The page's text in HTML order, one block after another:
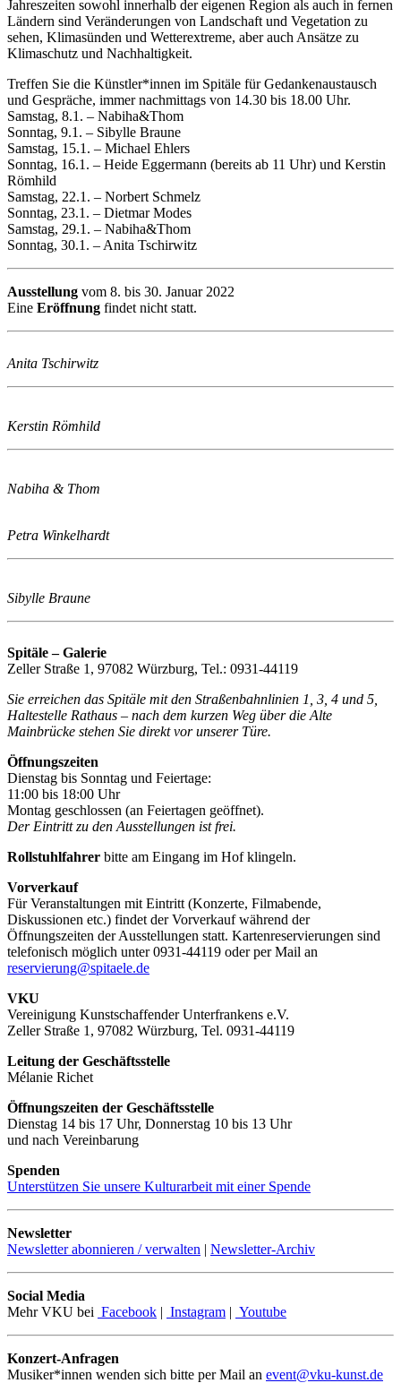
Jahreszeiten sowohl innerhalb der eigenen Region als auch in fernen
Ländern sind Veränderungen von Landschaft und Vegetation zu
sehen, Klimasünden und Wetterextreme, aber auch Ansätze zu
Klimaschutz und Nachhaltigkeit.
Treffen Sie die Künstler*innen im Spitäle für Gedankenaustausch
und Gespräche, immer nachmittags von 14.30 bis 18.00 Uhr.
Samstag, 8.1. – Nabiha&Thom
Sonntag, 9.1. – Sibylle Braune
Samstag, 15.1. – Michael Ehlers
Sonntag, 16.1. – Heide Eggermann (bereits ab 11 Uhr) und Kerstin
Römhild
Samstag, 22.1. – Norbert Schmelz
Sonntag, 23.1. – Dietmar Modes
Samstag, 29.1. – Nabiha&Thom
Sonntag, 30.1. – Anita Tschirwitz
Ausstellung vom 8. bis 30. Januar 2022
Eine Eröffnung findet nicht statt.
Anita Tschirwitz
Kerstin Römhild
Nabiha & Thom
Petra Winkelhardt
Sibylle Braune
Spitäle – Galerie
Zeller Straße 1, 97082 Würzburg, Tel.: 0931-44119
Sie erreichen das Spitäle mit den Straßenbahnlinien 1, 3, 4 und 5,
Haltestelle Rathaus – nach dem kurzen Weg über die Alte
Mainbrücke stehen Sie direkt vor unserer Türe.
Öffnungszeiten
Dienstag bis Sonntag und Feiertage:
11:00 bis 18:00 Uhr
Montag geschlossen (an Feiertagen geöffnet).
Der Eintritt zu den Ausstellungen ist frei.
Rollstuhlfahrer bitte am Eingang im Hof klingeln.
Vorverkauf
Für Veranstaltungen mit Eintritt (Konzerte, Filmabende,
Diskussionen etc.) findet der Vorverkauf während der
Öffnungszeiten der Ausstellungen statt. Kartenreservierungen sind
telefonisch möglich unter 0931-44119 oder per Mail an
reservierung@spitaele.de
VKU
Vereinigung Kunstschaffender Unterfrankens e.V.
Zeller Straße 1, 97082 Würzburg, Tel. 0931-44119
Leitung der Geschäftsstelle
Mélanie Richet
Öffnungszeiten der Geschäftsstelle
Dienstag 14 bis 17 Uhr, Donnerstag 10 bis 13 Uhr
und nach Vereinbarung
Spenden
Unterstützen Sie unsere Kulturarbeit mit einer Spende
Newsletter
Newsletter abonnieren / verwalten | Newsletter-Archiv
Social Media
Mehr VKU bei Facebook | Instagram | Youtube
Konzert-Anfragen
Musiker*innen wenden sich bitte per Mail an event@vku-kunst.de